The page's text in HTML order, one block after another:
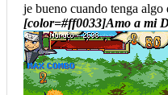
je bueno cuando tenga
[color=#ff0033]Amo a mi